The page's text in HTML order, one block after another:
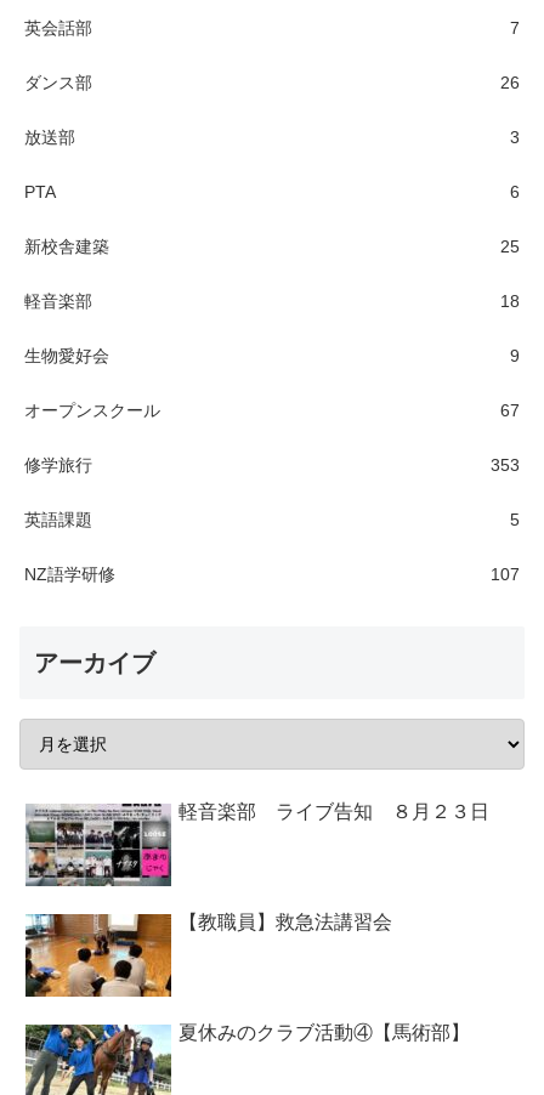
英会話部 7
ダンス部 26
放送部 3
PTA 6
新校舎建築 25
軽音楽部 18
生物愛好会 9
オープンスクール 67
修学旅行 353
英語課題 5
NZ語学研修 107
アーカイブ
軽音楽部 ライブ告知 ８月２３日
【教職員】救急法講習会
夏休みのクラブ活動④【馬術部】